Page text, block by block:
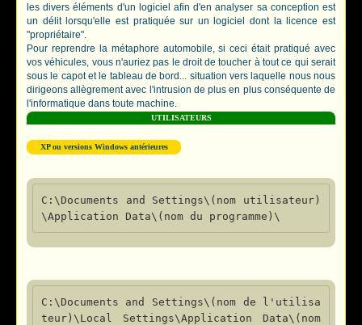
les divers éléments d'un logiciel afin d'en analyser sa conception est
un délit lorsqu'elle est pratiquée sur un logiciel dont la licence est
"propriétaire".
Pour reprendre la métaphore automobile, si ceci était pratiqué avec
vos véhicules, vous n'auriez pas le droit de toucher à tout ce qui serait
sous le capot et le tableau de bord... situation vers laquelle nous nous
dirigeons allègrement avec l'intrusion de plus en plus conséquente de
l'informatique dans toute machine.
UTILISATEURS
XP ou versions Windows antérieures
C:\Documents and Settings\(nom utilisateur)
C:\Documents and Settings\(nom de l'utilisa
teur)\Local Settings\Application Data\(nom